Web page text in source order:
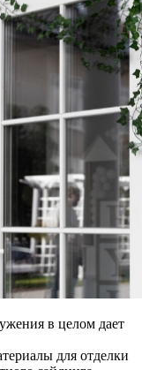
в целом дает
для отделки